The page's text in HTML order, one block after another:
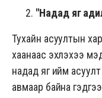
"Надад яг
Тухайн асуултын
хаанаас эхлэхээ
надад яг ийм
авмаар байна